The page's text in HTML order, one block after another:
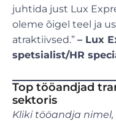
juhtida just Lux
oleme õigel teel ja
atraktiivsed.” – Lux
spetsialist/HR
Top tööandjad
sektoris
Kliki tööandja